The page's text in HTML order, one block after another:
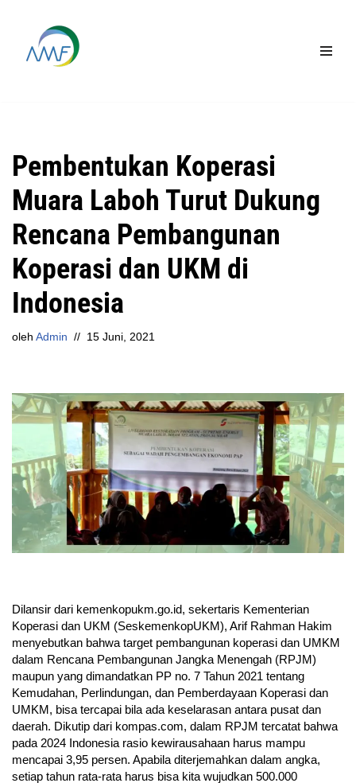
Lompat
Pembentukan Koperasi
Muara Laboh Turut Dukung
Rencana Pembangunan
Koperasi dan UKM di
Indonesia
oleh Admin 15 Juni, 2021
Dilansir dari kemenkopukm.go.id, sekertaris Kementerian
Koperasi dan UKM (SeskemenkopUKM), Arif Rahman Hakim
menyebutkan bahwa target pembangunan koperasi dan UMKM
dalam Rencana Pembangunan Jangka Menengah (RPJM)
maupun yang dimandatkan PP no. 7 Tahun 2021 tentang
Kemudahan, Perlindungan, dan Pemberdayaan Koperasi dan
UMKM, bisa tercapai bila ada keselarasan antara pusat dan
daerah. Dikutip dari kompas.com, dalam RPJM tercatat bahwa
pada 2024 Indonesia rasio kewirausahaan harus mampu
mencapai 3,95 persen. Apabila diterjemahkan dalam angka,
setiap tahun rata-rata harus bisa kita wujudkan 500.000